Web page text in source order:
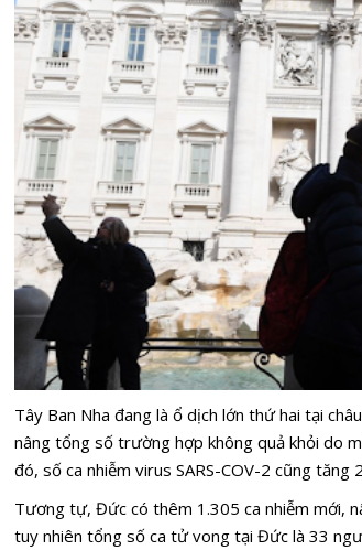
Tây Ban Nha đang là ổ dịch lớn thứ hai tại
nâng tổng số trường hợp không quả khỏi do
đó, số ca nhiễm virus SARS-COV-2 cũng
Tương tự, Đức có thêm 1.305 ca nhiễm mới,
tuy nhiên tổng số ca tử vong tại Đức là 33